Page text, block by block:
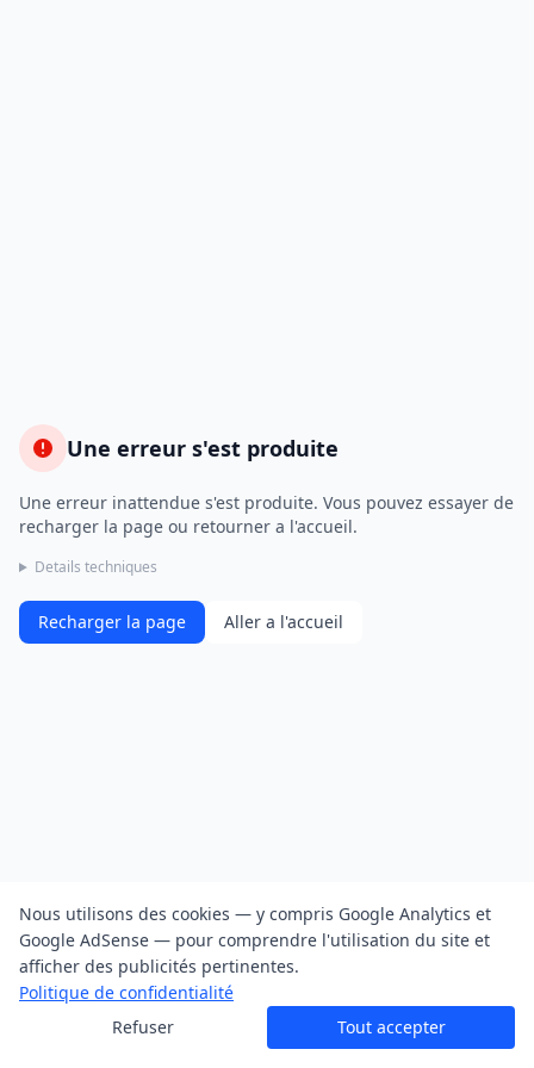
Une erreur s'est produite
Une erreur inattendue s'est produite. Vous pouvez essayer de
recharger la page ou retourner a l'accueil.
Details techniques
Recharger la page Aller a l'accueil
Nous utilisons des cookies — y compris Google Analytics et
Google AdSense — pour comprendre l'utilisation du site et
afficher des publicités pertinentes.
Politique de confidentialité
Refuser
Tout accepter